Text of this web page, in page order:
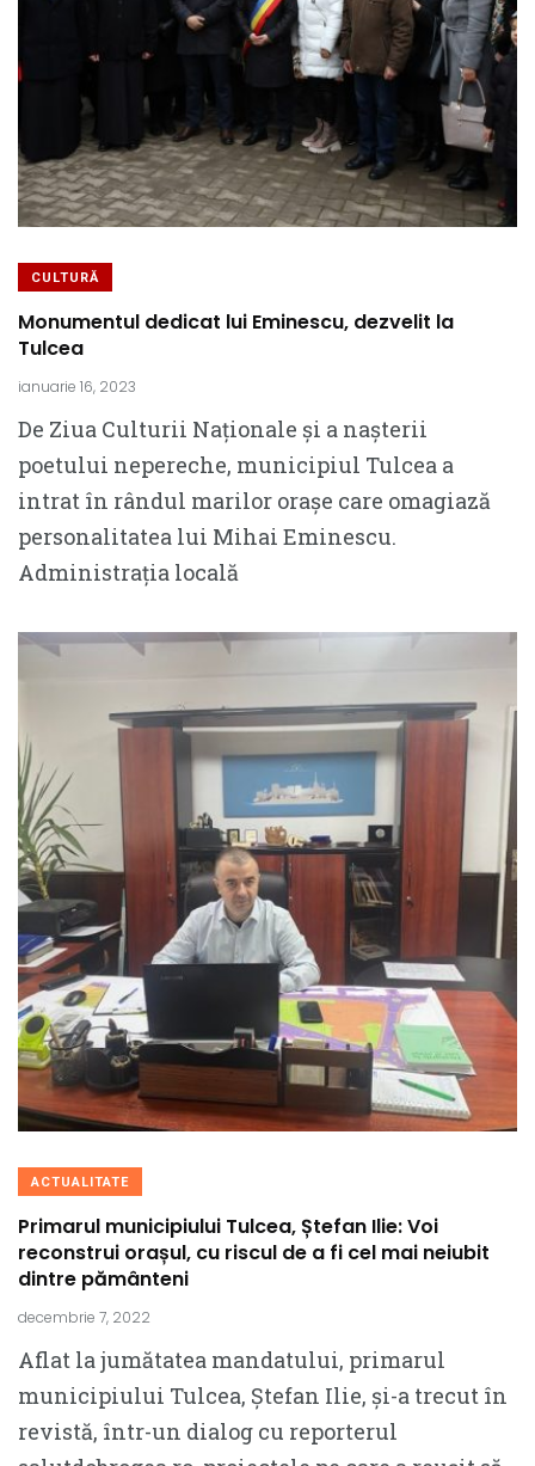
CULTURĂ
Monumentul dedicat lui Eminescu, dezvelit la
Tulcea
ianuarie 16, 2023
De Ziua Culturii Naționale și a nașterii
poetului nepereche, municipiul Tulcea a
intrat în rândul marilor orașe care omagiază
personalitatea lui Mihai Eminescu.
Administrația locală
ACTUALITATE
Primarul municipiului Tulcea, Ștefan Ilie: Voi
reconstrui orașul, cu riscul de a fi cel mai neiubit
dintre pământeni
decembrie 7, 2022
Aflat la jumătatea mandatului, primarul
municipiului Tulcea, Ștefan Ilie, și-a trecut în
revistă, într-un dialog cu reporterul